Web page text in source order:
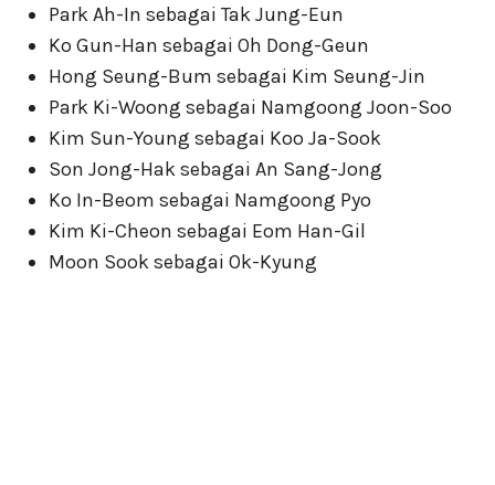
Park Ah-In sebagai Tak Jung-Eun
Ko Gun-Han sebagai Oh Dong-Geun
Hong Seung-Bum sebagai Kim Seung-Jin
Park Ki-Woong sebagai Namgoong Joon-Soo
Kim Sun-Young sebagai Koo Ja-Sook
Son Jong-Hak sebagai An Sang-Jong
Ko In-Beom sebagai Namgoong Pyo
Kim Ki-Cheon sebagai Eom Han-Gil
Moon Sook sebagai Ok-Kyung